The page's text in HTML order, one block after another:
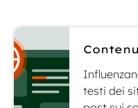
testi dei